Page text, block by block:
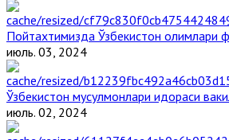
Пойтахтимизда Ўзбекистон олимлари
июль. 03, 2024
Ўзбекистон мусулмонлари идораси
июль. 02, 2024